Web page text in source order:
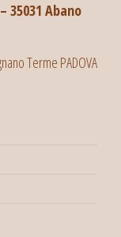
35031 Abano
Terme PADOVA